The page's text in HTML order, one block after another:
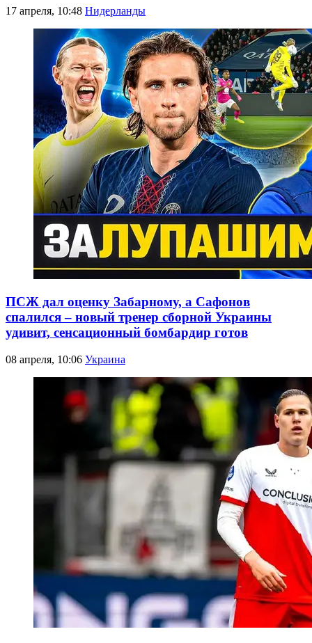
17 апреля, 10:48 Нидерланды
ПСЖ дал оценку Забарному, а Сафонов
спалился – новый тренер сборной Украины
удивит, сенсационный бомбардир готов
08 апреля, 10:06 Украина